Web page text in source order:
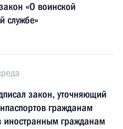
«О воинской
службе»
закон, уточняющий
гражданам
иностранным гражданам